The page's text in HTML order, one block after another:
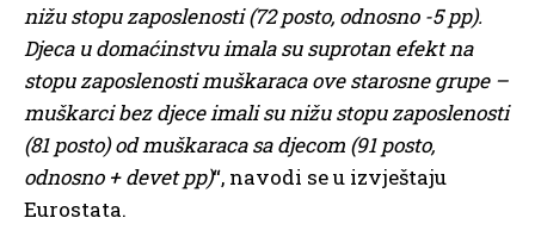
nižu stopu zaposlenosti (72 posto, odnosno -5 pp).
Djeca u domaćinstvu imala su suprotan efekt na
stopu zaposlenosti muškaraca ove starosne grupe –
muškarci bez djece imali su nižu stopu zaposlenosti
(81 posto) od muškaraca sa djecom (91 posto,
odnosno + devet pp)“, navodi se u izvještaju
Eurostata.